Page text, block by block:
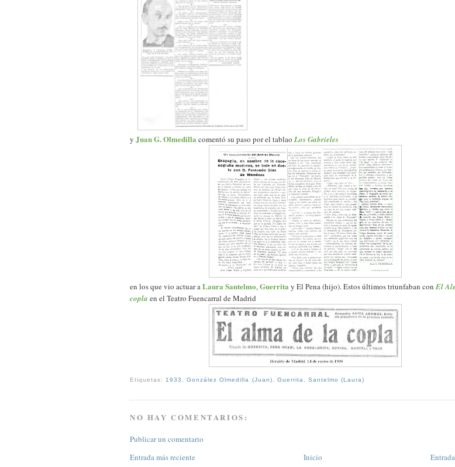
y Juan G. Olmedilla comentó su paso por el tablao Los Gabrieles
en los que vio actuar aLaura Santelmo,Guerrita y El Pena (hijo). Estos últimos triunfaban conEl
copla en el Teatro Fuencarral de Madrid
Etiquetas: 1933 ,González Olmedilla (Juan) Guerrita Santelmo (Laura)
NO HAY COMENTARIOS:
Publicar un comentario
Entrada más reciente
Inicio